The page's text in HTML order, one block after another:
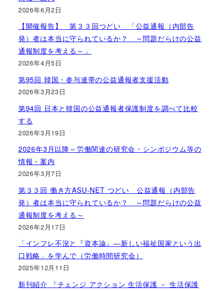
2026年6月2日
【開催報告】 第３３回つどい 「公益通報（内部告
発）者は本当に守られているか？ ～問題だらけの公益
通報制度を考える～」
2026年4月5日
第95回 韓国・参与連帯の公益通報者支援活動
2026年3月23日
第94回 日本と韓国の公益通報者保護制度を調べて比較
する
2026年3月19日
2026年3月以降～労働関連の研究会・シンポジウム等の
情報・案内
2026年3月7日
第３３回 働き方ASU-NET つどい 公益通報（内部告
発）者は本当に守られているか？ ～問題だらけの公益
通報制度を考える～
2026年2月17日
「インフレ不況と『資本論』―新しい福祉国家という出
口戦略」を学んで（労働時間研究会）
2025年12月11日
新刊紹介 『チェンジ アクション 生活保護 － 生活保護